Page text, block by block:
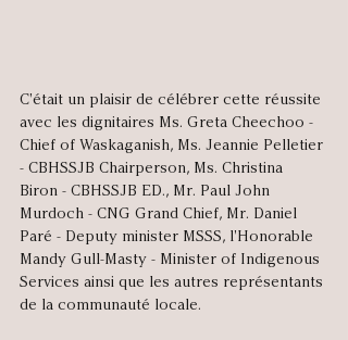
C'était un plaisir de célébrer cette réussite
avec les dignitaires Ms. Greta Cheechoo -
Chief of Waskaganish, Ms. Jeannie Pelletier
- CBHSSJB Chairperson, Ms. Christina
Biron - CBHSSJB ED., Mr. Paul John
Murdoch - CNG Grand Chief, Mr. Daniel
Paré - Deputy minister MSSS, l'Honorable
Mandy Gull-Masty - Minister of Indigenous
Services ainsi que les autres représentants
de la communauté locale.